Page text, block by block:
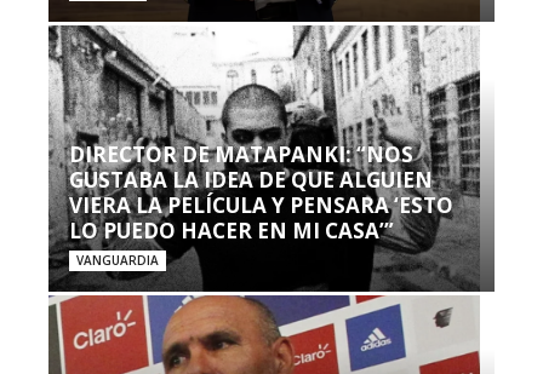
DIRECTOR DE MATAPANKI: “NOS
GUSTABA LA IDEA DE QUE ALGUIEN
VIERA LA PELÍCULA Y PENSARA ‘ESTO
LO PUEDO HACER EN MI CASA’”
VANGUARDIA